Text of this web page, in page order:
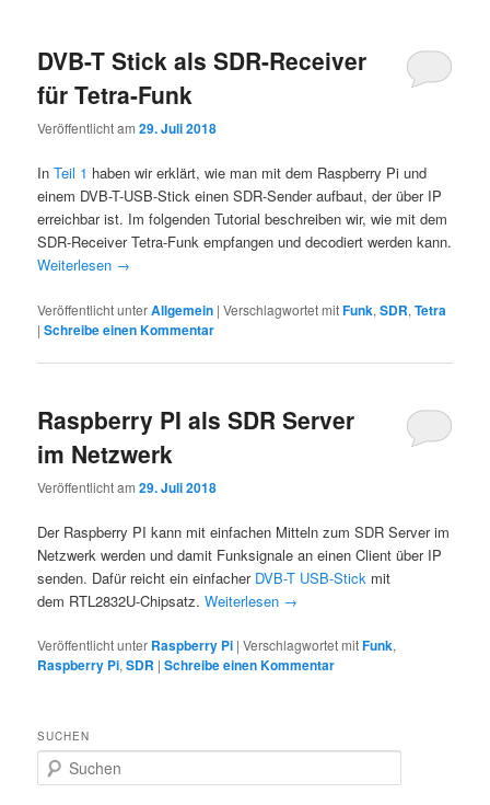
DVB-T Stick als SDR-Receiver
für Tetra-Funk
Veröffentlicht am29. Juli 2018
InTeil 1 haben wir erklärt, wie man mit dem Raspberry Pi und
einem DVB-T-USB-Stick einen SDR-Sender aufbaut, der über IP
erreichbar ist. Im folgenden Tutorial beschreiben wir, wie mit dem
SDR-Receiver Tetra-Funk empfangen und decodiert werden kann.
Weiterlesen →
Veröffentlicht unterAllgemein |Verschlagwortet mitFunk,SDR,Tetra
|Schreibe einen Kommentar
Raspberry PI als SDR Server
im Netzwerk
Veröffentlicht am29. Juli 2018
Der Raspberry PI kann mit einfachen Mitteln zum SDR Server im
Netzwerk werden und damit Funksignale an einen Client über IP
senden. Dafür reicht ein einfacher DVB-T USB-Stick mit
dem RTL2832U-Chipsatz.Weiterlesen →
Veröffentlicht unter Raspberry Pi |Verschlagwortet mitFunk,
Raspberry Pi,SDR |Schreibe einen Kommentar
SUCHEN
u